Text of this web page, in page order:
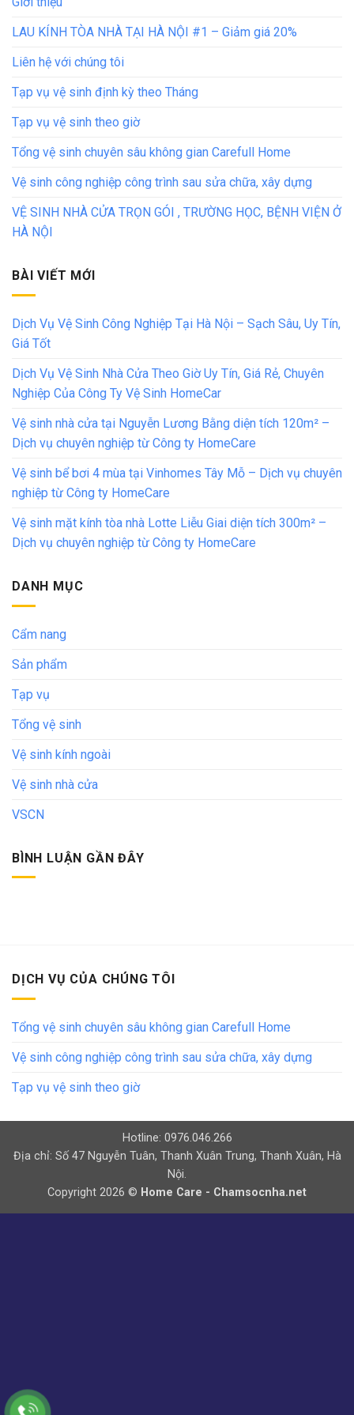
LAU KÍNH TÒA NHÀ TẠI HÀ NỘI #1 – Giảm giá 20%
Liên hệ với chúng tôi
Tạp vụ vệ sinh định kỳ theo Tháng
Tạp vụ vệ sinh theo giờ
Tổng vệ sinh chuyên sâu không gian Carefull Home
Vệ sinh công nghiệp công trình sau sửa chữa, xây dựng
VỆ SINH NHÀ CỬA TRỌN GÓI , TRƯỜNG HỌC, BỆNH VIỆN Ở
HÀ NỘI
BÀI VIẾT MỚI
Dịch Vụ Vệ Sinh Công Nghiệp Tại Hà Nội – Sạch Sâu, Uy Tín,
Giá Tốt
Dịch Vụ Vệ Sinh Nhà Cửa Theo Giờ Uy Tín, Giá Rẻ, Chuyên
Nghiệp Của Công Ty Vệ Sinh HomeCar
Vệ sinh nhà cửa tại Nguyễn Lương Bằng diện tích 120m² –
Dịch vụ chuyên nghiệp từ Công ty HomeCare
Vệ sinh bể bơi 4 mùa tại Vinhomes Tây Mỗ – Dịch vụ chuyên
nghiệp từ Công ty HomeCare
Vệ sinh mặt kính tòa nhà Lotte Liễu Giai diện tích 300m² –
Dịch vụ chuyên nghiệp từ Công ty HomeCare
DANH MỤC
Cẩm nang
Sản phẩm
Tạp vụ
Tổng vệ sinh
Vệ sinh kính ngoài
Vệ sinh nhà cửa
VSCN
BÌNH LUẬN GẦN ĐÂY
DỊCH VỤ CỦA CHÚNG TÔI
Tổng vệ sinh chuyên sâu không gian Carefull Home
Vệ sinh công nghiệp công trình sau sửa chữa, xây dựng
Tạp vụ vệ sinh theo giờ
Hotline: 0976.046.266
Địa chỉ: Số 47 Nguyễn Tuân, Thanh Xuân Trung, Thanh Xuân, Hà
Nội.
Copyright 2026 © Home Care - Chamsocnha.net